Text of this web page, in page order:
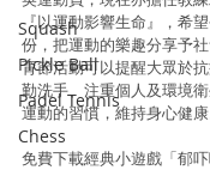
Squash
Pickle Ball
Padel Tennis
Chess
『以運動影響生命』，希
份，把運動的樂趣分享予
育節活動可以提醒大眾於抗
勤洗手、注重個人及環境
運動的習慣，維持身心健康
免費下載經典小遊戲「郁吓